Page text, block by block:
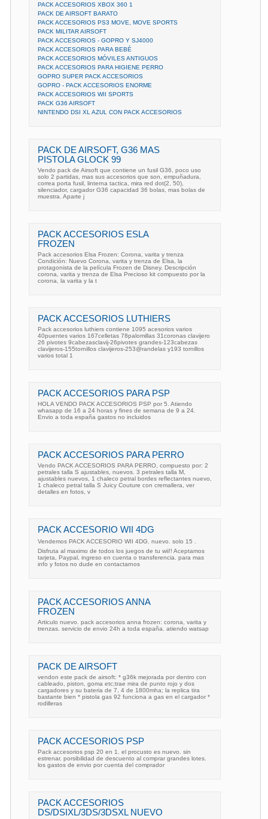
PACK ACCESORIOS XBOX 360 1
PACK DE AIRSOFT BARATO
PACK ACCESORIOS PS3 MOVE, MOVE SPORTS
PACK MILITAR AIRSOFT
PACK ACCESORIOS - GOPRO Y SJ4000
PACK ACCESORIOS PARA BEBÉ
PACK ACCESORIOS MÓVILES ANTIGUOS
PACK ACCESORIOS PARA HIGIENE PERRO
GOPRO SUPER PACK ACCESORIOS
GOPRO - PACK ACCESORIOS ENORME
PACK ACCESORIOS WII SPORTS
PACK G36 AIRSOFT
NINTENDO DSI XL AZUL CON PACK ACCESORIOS
PACK DE AIRSOFT, G36 MAS
PISTOLA GLOCK 99
Vendo pack de Airsoft que contiene un fusil G36, poco uso
solo 2 partidas, mas sus accesorios que son, empuñadura,
correa porta fusil, linterna tactica, mira red dot(2, 50),
silenciador, cargador G36 capacidad 36 bolas, mas bolas de
muestra. Aparte j
PACK ACCESORIOS ESLA
FROZEN
Pack accesorios Elsa Frozen: Corona, varita y trenza
Condición: Nuevo Corona, varita y trenza de Elsa, la
protagonista de la película Frozen de Disney. Descripción
corona, varita y trenza de Elsa Precioso kit compuesto por la
corona, la varita y la t
PACK ACCESORIOS LUTHIERS
Pack accesorios luthiers contiene 1095 acesorios varios
40puentes varios 167celletas 78palomillas 31coronas clavijero
26 pivotes 9cabezasclavij-26pivotes grandes-123cabezas
clavijeros-155tornillos clavijeros-253@randelas y193 tornillos
varios total 1
PACK ACCESORIOS PARA PSP
HOLA VENDO PACK ACCESORIOS PSP por 5. Atiendo
whasapp de 16 a 24 horas y fines de semana de 9 a 24.
Envio a toda españa gastos no incluidos
PACK ACCESORIOS PARA PERRO
Vendo PACK ACCESORIOS PARA PERRO, compuesto por: 2
petrales talla S ajustables, nuevos. 3 petrales talla M,
ajustables nuevos, 1 chaleco petral bordes reflectantes nuevo,
1 chaleco petral talla S Juicy Couture con cremallera, ver
detalles en fotos, v
PACK ACCESORIO WII 4DG
Vendemos PACK ACCESORIO WII 4DG. nuevo. solo 15 .
Disfruta al maximo de todos los juegos de tu wii!! Aceptamos
tarjeta, Paypal, ingreso en cuenta o transferencia. para mas
info y fotos no dude en contactarnos
PACK ACCESORIOS ANNA
FROZEN
Articulo nuevo. pack accesorios anna frozen: corona, varita y
trenzas. servicio de envio 24h a toda españa. atiendo watsap
PACK DE AIRSOFT
vendon este pack de airsoft: * g36k mejorada por dentro con
cableado, piston, goma etc;trae mira de punto rojo y dos
cargadores y su bateria de 7, 4 de 1800mha; la replica tira
bastante bien * pistola gas 92 funciona a gas en el cargador *
rodilleras
PACK ACCESORIOS PSP
Pack accesorios psp 20 en 1. el procusto es nuevo. sin
estrenar. porsibilidad de descuento al comprar grandes lotes.
los gastos de envio por cuenta del comprador
PACK ACCESORIOS
DS/DSIXL/3DS/3DSXL NUEVO